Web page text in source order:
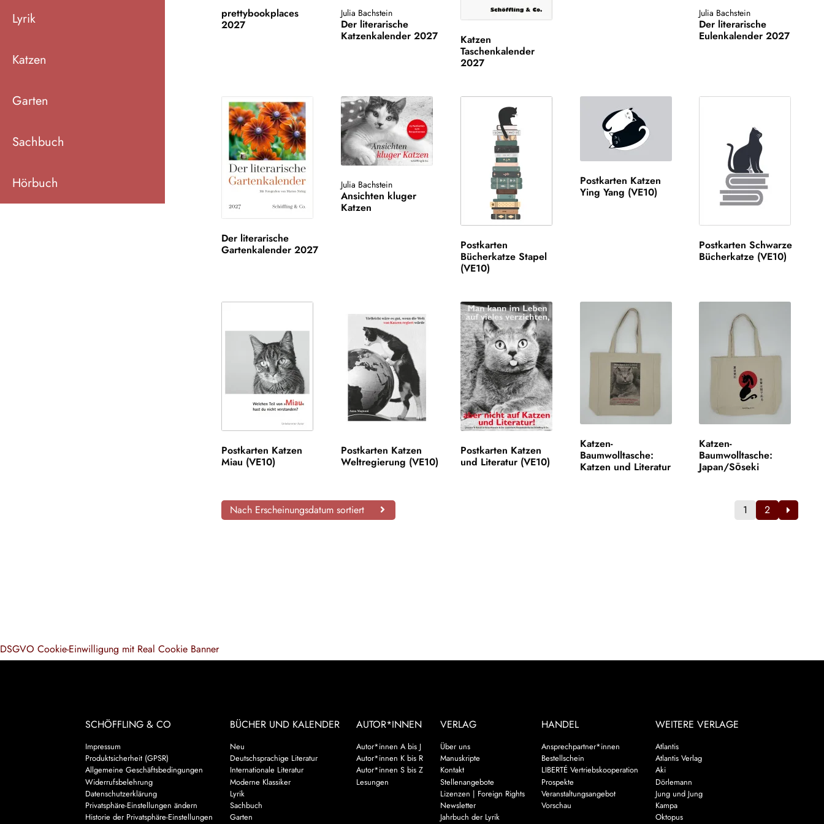
Lyrik
Katzen
Garten
Sachbuch
Hörbuch
prettybookplaces
2027
Julia Bachstein
Der literarische
Katzenkalender 2027
Katzen
Taschenkalender
2027
Julia Bachstein
Der literarische
Eulenkalender 2027
Der literarische
Gartenkalender 2027
Julia Bachstein
Ansichten kluger
Katzen
Postkarten
Bücherkatze Stapel
(VE10)
Postkarten Katzen
Ying Yang (VE10)
Postkarten Schwarze
Bücherkatze (VE10)
Postkarten Katzen
Miau (VE10)
Postkarten Katzen
Weltregierung (VE10)
Postkarten Katzen
und Literatur (VE10)
Katzen-
Baumwolltasche:
Katzen und Literatur
Katzen-
Baumwolltasche:
Japan/Sōseki
Nach Erscheinungsdatum sortiert 1 2
SCHÖFFLING & CO
Impressum
Produktsicherheit (GPSR)
Allgemeine Geschäftsbedingungen
Widerrufsbelehrung
Datenschutzerklärung
Privatsphäre-Einstellungen ändern
Historie der Privatsphäre-Einstellungen
BÜCHER UND KALENDER
Neu
Deutschsprachige Literatur
Internationale Literatur
Moderne Klassiker
Lyrik
Sachbuch
Garten
AUTOR*INNEN
Autor*innen A bis J
Autor*innen K bis R
Autor*innen S bis Z
Lesungen
VERLAG
Über uns
Manuskripte
Kontakt
Stellenangebote
Lizenzen | Foreign Rights
Newsletter
Jahrbuch der Lyrik
HANDEL
Ansprechpartner*innen
Bestellschein
LIBERTÉ Vertriebskooperation
Prospekte
Veranstaltungsangebot
Vorschau
WEITERE VERLAGE
Atlantis
Atlantis Verlag
Aki
Dörlemann
Jung und Jung
Kampa
Oktopus
DSGVO Cookie-Einwilligung mit Real Cookie Banner